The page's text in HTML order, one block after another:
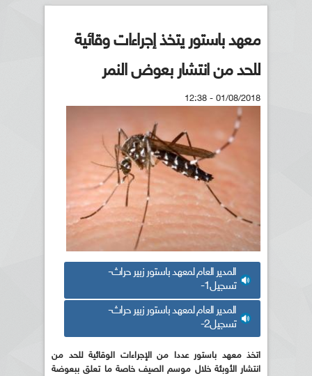
معهد باستور يتخذ إجراءات وقائية
للحد من انتشار بعوض النمر
01/08/2018 - 12:38
المدير العام لمعهد باستور زبير حراث-
تسجيل1-
المدير العام لمعهد باستور زبير حراث-
تسجيل2-
اتخذ معهد باستور عددا من الإجراءات الوقائية للحد من
انتشار الأوبئة خلال موسم الصيف خاصة ما تعلق ببعوضة